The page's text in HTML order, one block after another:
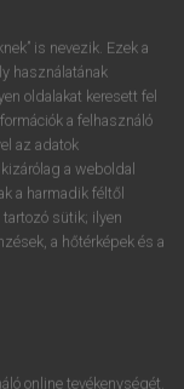
is nevezik. Ezek a
használatának
oldalakat keresett fel
a felhasználó
az adatok
a weboldal
a harmadik féltől
sütik; ilyen
a hőtérképek és a
online tevékenységét.